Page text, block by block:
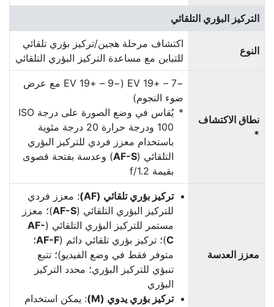
التركيز البؤري التلقائي
النوع
اكتشاف مرحلة هجين/تركيز بؤري تلقائي
للتباين مع مساعدة التركيز البؤري التلقائي
نطاق الاكتشاف
*
−7 – +‏19 EV (‏−9 – +‏19 EV مع عرض
ضوء النجوم)
يُقاس في وضع الصورة على درجة ISO
100 ودرجة حرارة 20 درجة مئوية
باستخدام معزز فردي للتركيز البؤري
التلقائي (AF-S) وعدسة بفتحة قصوى
بقيمة f/1.2
معزز العدسة
تركيز بؤري تلقائي (AF)
: معزز فردي
للتركيز البؤري التلقائي (AF-S)؛ معزز
مستمر للتركيز البؤري التلقائي (AF-
C)؛ تركيز بؤري تلقائي دائم (AF-F؛
متوفر فقط في وضع الفيديو)؛ تتبع
تنبؤي للتركيز البؤري؛ محدد التركيز
البؤري
تركيز بؤري يدوي (M)
: يمكن استخدام